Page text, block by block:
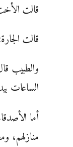
قالت
قالت
والطبيب
الساعات
أما
منازلهم،